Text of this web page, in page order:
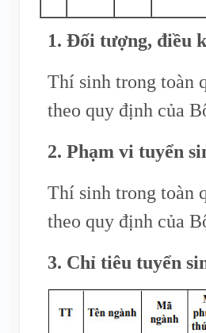
1. Đối tượng, điều
Thí sinh trong toàn
theo quy định của
2. Phạm vi tuyển
Thí sinh trong toàn
theo quy định của
3. Chỉ tiêu tuyển